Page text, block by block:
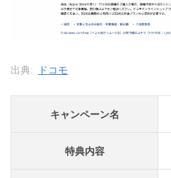
出典: ドコモ
キャンペーン名
特典内容